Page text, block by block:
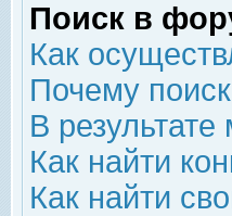
Поиск в
Как
Почему
В
Как найти
Как найти